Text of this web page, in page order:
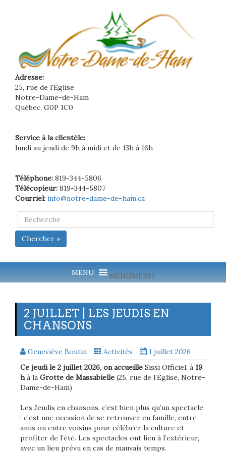
Adresse:
25, rue de l'Église
Notre-Dame-de-Ham
Québec, G0P 1C0
Service à la clientèle:
lundi au jeudi de 9h à midi et de 13h à 16h
Téléphone: 819-344-5806
Télécopieur: 819-344-5807
Courriel: info@notre-dame-de-ham.ca
Chercher »
MENUMENU
2 JUILLET | LES JEUDIS EN
CHANSONS
Geneviève Boutin Activités
1 juillet 2026
Ce jeudi le 2 juillet 2026, on accueille Sissi Officiel, à 19
hà la Grotte de Massabielle (25, rue de l’Église, Notre-
Dame-de-Ham)
Les Jeudis en chansons, c’est bien plus qu’un spectacle
: c’est une occasion de se retrouver en famille, entre
amis ou entre voisins pour célébrer la culture et
profiter de l’été. Les spectacles ont lieu à l’extérieur,
avec un lieu prévu en cas de mauvais temps.